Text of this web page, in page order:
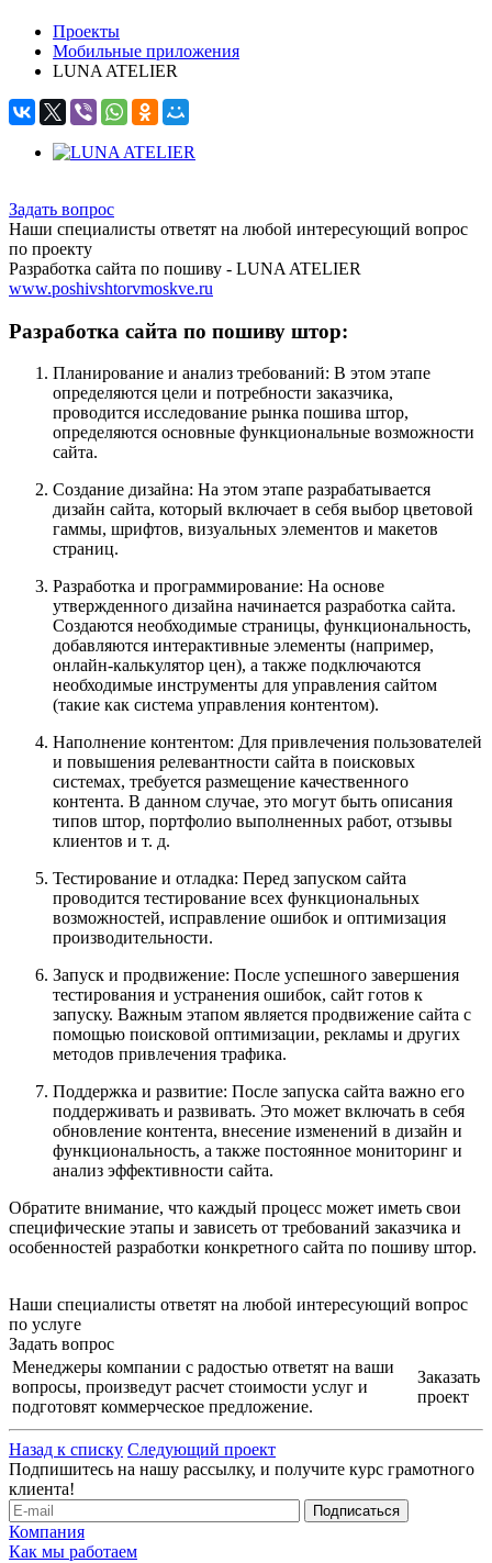
Проекты
Мобильные приложения
LUNA ATELIER
Задать вопрос
Наши специалисты ответят на любой интересующий вопрос
по проекту
Разработка сайта по пошиву - LUNA ATELIER
www.poshivshtorvmoskve.ru
Разработка сайта по пошиву штор:
Планирование и анализ требований: В этом этапе
определяются цели и потребности заказчика,
проводится исследование рынка пошива штор,
определяются основные функциональные возможности
сайта.
Создание дизайна: На этом этапе разрабатывается
дизайн сайта, который включает в себя выбор цветовой
гаммы, шрифтов, визуальных элементов и макетов
страниц.
Разработка и программирование: На основе
утвержденного дизайна начинается разработка сайта.
Создаются необходимые страницы, функциональность,
добавляются интерактивные элементы (например,
онлайн-калькулятор цен), а также подключаются
необходимые инструменты для управления сайтом
(такие как система управления контентом).
Наполнение контентом: Для привлечения пользователей
и повышения релевантности сайта в поисковых
системах, требуется размещение качественного
контента. В данном случае, это могут быть описания
типов штор, портфолио выполненных работ, отзывы
клиентов и т. д.
Тестирование и отладка: Перед запуском сайта
проводится тестирование всех функциональных
возможностей, исправление ошибок и оптимизация
производительности.
Запуск и продвижение: После успешного завершения
тестирования и устранения ошибок, сайт готов к
запуску. Важным этапом является продвижение сайта с
помощью поисковой оптимизации, рекламы и других
методов привлечения трафика.
Поддержка и развитие: После запуска сайта важно его
поддерживать и развивать. Это может включать в себя
обновление контента, внесение изменений в дизайн и
функциональность, а также постоянное мониторинг и
анализ эффективности сайта.
Обратите внимание, что каждый процесс может иметь свои
специфические этапы и зависеть от требований заказчика и
особенностей разработки конкретного сайта по пошиву штор.
Наши специалисты ответят на любой интересующий вопрос
по услуге
Задать вопрос
Менеджеры компании с радостью ответят на ваши
вопросы, произведут расчет стоимости услуг и
подготовят коммерческое предложение.
Заказать
проект
Назад к списку Следующий проект
Подпишитесь на нашу рассылку, и получите курс грамотного
клиента!
Компания
Как мы работаем